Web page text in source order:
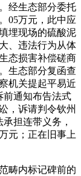
经生态部分委托
05万元，此中应
埋现场的硫酸泥
、违法行为从体
态损害补偿磋商
生态部分复函查
机关提起平易近
前通知布告法式
，诉请判令钦州
担连带义务，
元；正在旧事上
畴内标记碑前的